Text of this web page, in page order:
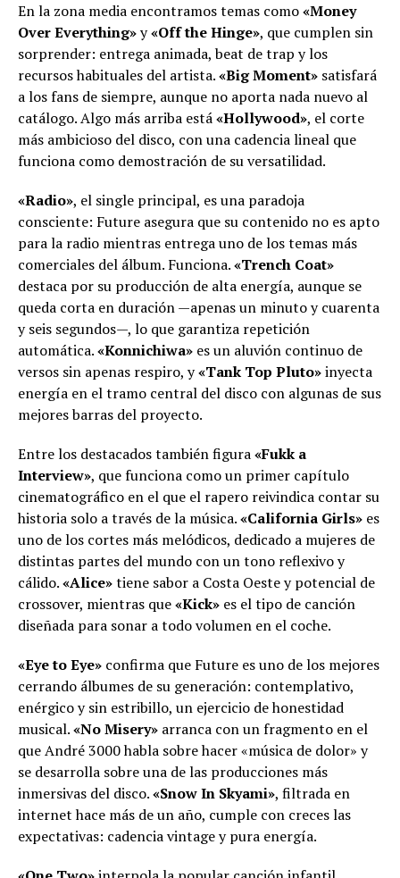
En la zona media encontramos temas como«Money
Over Everything»y«Off the Hinge», que cumplen sin
sorprender: entrega animada, beat de trap y los
recursos habituales del artista.«Big Moment» satisfará
a los fans de siempre, aunque no aporta nada nuevo al
catálogo. Algo más arriba está«Hollywood», el corte
más ambicioso del disco, con una cadencia lineal que
funciona como demostración de su versatilidad.
«Radio», el single principal, es una paradoja
consciente: Future asegura que su contenido no es apto
para la radio mientras entrega uno de los temas más
comerciales del álbum. Funciona.«Trench Coat»
destaca por su producción de alta energía, aunque se
queda corta en duración —apenas un minuto y cuarenta
y seis segundos—, lo que garantiza repetición
automática.«Konnichiwa» es un aluvión continuo de
versos sin apenas respiro, y«Tank Top Pluto»inyecta
energía en el tramo central del disco con algunas de sus
mejores barras del proyecto.
Entre los destacados también figura«Fukk a
Interview», que funciona como un primer capítulo
cinematográfico en el que el rapero reivindica contar su
historia solo a través de la música.«California Girls» es
uno de los cortes más melódicos, dedicado a mujeres de
distintas partes del mundo con un tono reflexivo y
cálido.«Alice»tiene sabor a Costa Oeste y potencial de
crossover, mientras que«Kick» es el tipo de canción
diseñada para sonar a todo volumen en el coche.
«Eye to Eye» confirma que Future es uno de los mejores
cerrando álbumes de su generación: contemplativo,
enérgico y sin estribillo, un ejercicio de honestidad
musical.«No Misery» arranca con un fragmento en el
que André 3000 habla sobre hacer «música de dolor» y
se desarrolla sobre una de las producciones más
inmersivas del disco.«Snow In Skyami», filtrada en
internet hace más de un año, cumple con creces las
expectativas: cadencia vintage y pura energía.